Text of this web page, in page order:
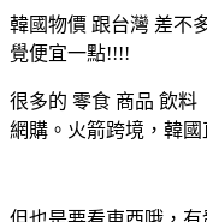
韓國物價 跟台灣 差不
覺便宜一點!!!!
很多的 零食 商品 飲料
網購。火箭跨境，韓